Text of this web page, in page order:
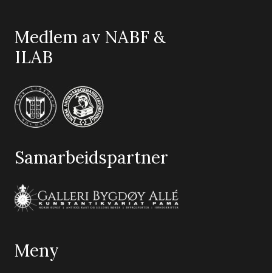
Medlem av NABF &
ILAB
Samarbeidspartner
Meny